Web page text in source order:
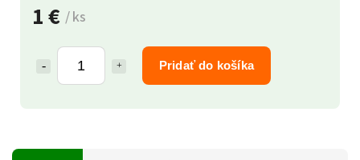
1 € / ks
Pridať do košíka